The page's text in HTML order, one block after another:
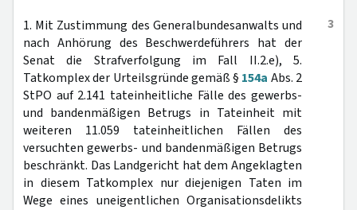
3
1. Mit Zustimmung des Generalbundesanwalts und
nach Anhörung des Beschwerdeführers hat der
Senat die Strafverfolgung im Fall II.2.e), 5.
Tatkomplex der Urteilsgründe gemäß § 154a Abs. 2
StPO auf 2.141 tateinheitliche Fälle des gewerbs-
und bandenmäßigen Betrugs in Tateinheit mit
weiteren 11.059 tateinheitlichen Fällen des
versuchten gewerbs- und bandenmäßigen Betrugs
beschränkt. Das Landgericht hat dem Angeklagten
in diesem Tatkomplex nur diejenigen Taten im
Wege eines uneigentlichen Organisationsdelikts